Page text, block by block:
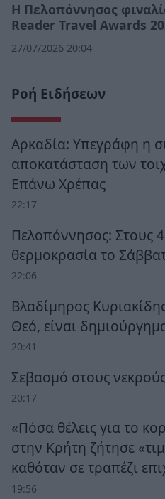
Η Πελοπόννησος
Reader Travel Awards
27/07/2026 20:04
Ροή Ειδήσεων
Αρκαδία: Υπεγράφη η
αποκατάσταση των
Επάνω Χρέπας
22:17
Πελοπόννησος: Στους
θερμοκρασία το
22:06
Βλαδίμηρος
Θεό, είναι
20:41
Σεβασμό στους
20:17
«Πόσα θέλεις για το
στην Κρήτη ζήτησε
καθόταν σε τραπέζι
19:56